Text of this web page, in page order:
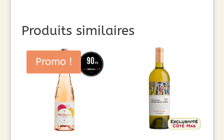
Produits similaires
Promo !